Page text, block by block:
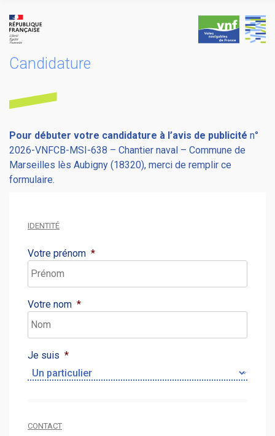
content
Candidature
Pour débuter votre candidature à l’avis de publicité n°
2026-VNFCB-MSI-638 – Chantier naval – Commune de
Marseilles lès Aubigny (18320), merci de remplir ce
formulaire.
IDENTITÉ
Votre prénom *
Votre nom *
Je suis *
CONTACT